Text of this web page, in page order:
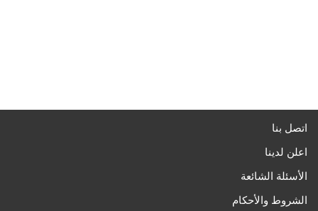
اتصل بنا
اعلن لدينا
الأسئلة الشائعة
الشروط والأحكام